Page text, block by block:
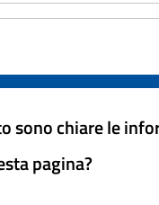
sono chiare le
pagina?